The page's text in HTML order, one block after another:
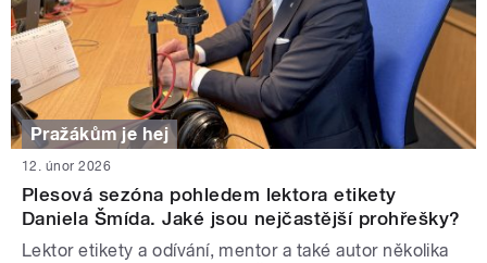
Pražákům je hej
12. únor 2026
Plesová sezóna pohledem lektora etikety
Daniela Šmída. Jaké jsou nejčastější prohřešky?
Lektor etikety a odívání, mentor a také autor několika